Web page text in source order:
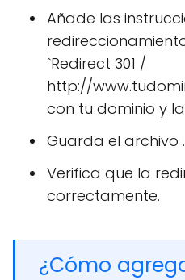
Añade las
`Redirect 301 /
http://
con tu dominio y
Guarda el archivo
Verifica que la
correctamente.
¿Cómo